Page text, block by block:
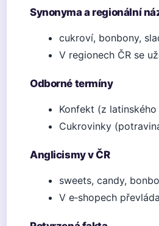
Synonyma a regionální
cukroví, bonbony,
V regionech ČR se
Odborné termíny
Konfekt (z
Cukrovinky
Anglicismy v ČR
sweets, candy,
V e‑shopech